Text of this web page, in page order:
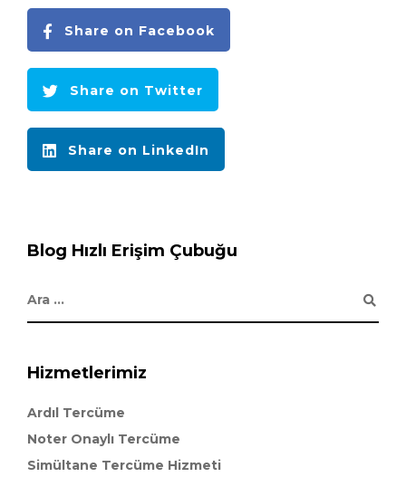
Share on Facebook
Share on Twitter
Share on LinkedIn
Blog Hızlı Erişim Çubuğu
Hizmetlerimiz
Ardıl Tercüme
Noter Onaylı Tercüme
Simültane Tercüme Hizmeti